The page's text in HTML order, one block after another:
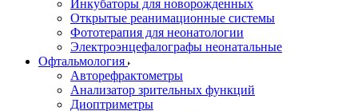
Инкубаторы для новорожденных
Открытые реанимационные системы
Фототерапия для неонатологии
Электроэнцефалографы неонатальные
Офтальмология
Авторефрактометры
Анализатор зрительных функций
Диоптриметры